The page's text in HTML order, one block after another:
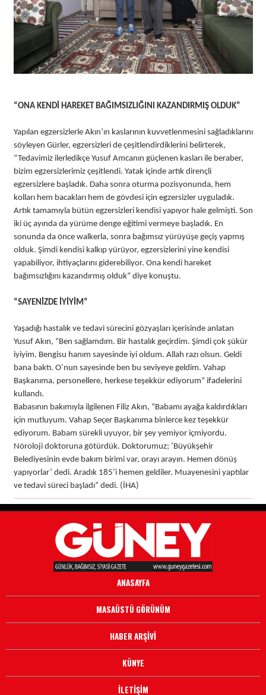
“ONA KENDİ HAREKET BAĞIMSIZLIĞINI KAZANDIRMIŞ OLDUK”
Yapılan egzersizlerle Akın’ın kaslarının kuvvetlenmesini sağladıklarını
söyleyen Gürler, egzersizleri de çeşitlendirdiklerini belirterek,
“Tedavimiz ilerledikçe Yusuf Amcanın güçlenen kasları ile beraber,
bizim egzersizlerimiz çeşitlendi. Yatak içinde artık dirençli
egzersizlere başladık. Daha sonra oturma pozisyonunda, hem
kolları hem bacakları hem de gövdesi için egzersizler uyguladık.
Artık tamamıyla bütün egzersizleri kendisi yapıyor hale gelmişti. Son
iki üç ayında da yürüme denge eğitimi vermeye başladık. En
sonunda da önce walkerla, sonra bağımsız yürüyüşe geçiş yapmış
olduk. Şimdi kendisi kalkıp yürüyor, egzersizlerini yine kendisi
yapabiliyor, ihtiyaçlarını giderebiliyor. Ona kendi hareket
bağımsızlığını kazandırmış olduk” diye konuştu.
“SAYENİZDE İYİYİM”
Yaşadığı hastalık ve tedavi sürecini gözyaşları içerisinde anlatan
Yusuf Akın, “Ben sağlamdım. Bir hastalık geçirdim. Şimdi çok şükür
iyiyim. Bengisu hanım sayesinde iyi oldum. Allah razı olsun. Geldi
bana baktı. O’nun sayesinde ben bu seviyeye geldim. Vahap
Başkanıma, personellere, herkese teşekkür ediyorum” ifadelerini
kullandı.
Babasının bakımıyla ilgilenen Filiz Akın, “Babamı ayağa kaldırdıkları
için mutluyum. Vahap Seçer Başkanıma binlerce kez teşekkür
ediyorum. Babam sürekli uyuyor, bir şey yemiyor içmiyordu.
Nöroloji doktoruna götürdük. Doktorumuz; ‘Büyükşehir
Belediyesinin evde bakım birimi var, orayı arayın. Hemen dönüş
yapıyorlar’ dedi. Aradık 185’i hemen geldiler. Muayenesini yaptılar
ve tedavi süreci başladı” dedi. (İHA)
ANASAYFA
MASAÜSTÜ GÖRÜNÜM
HABER ARŞİVİ
KÜNYE
İLETİŞİM